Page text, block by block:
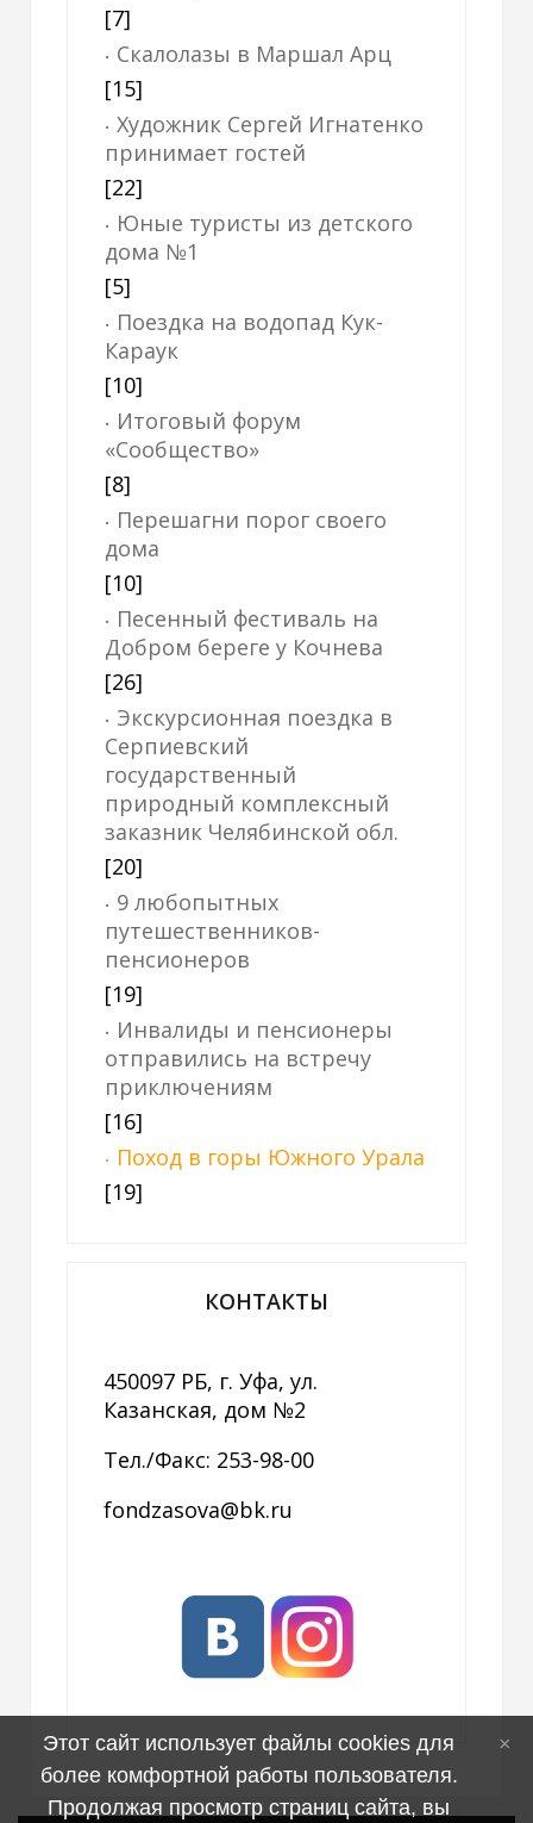
[7]
Скалолазы в Маршал Арц
[15]
Художник Сергей Игнатенко
принимает гостей
[22]
Юные туристы из детского
дома №1
[5]
Поездка на водопад Кук-
Караук
[10]
Итоговый форум
«Сообщество»
[8]
Перешагни порог своего
дома
[10]
Песенный фестиваль на
Добром береге у Кочнева
[26]
Экскурсионная поездка в
Серпиевский
государственный
природный комплексный
заказник Челябинской обл.
[20]
9 любопытных
путешественников-
пенсионеров
[19]
Инвалиды и пенсионеры
отправились на встречу
приключениям
[16]
Поход в горы Южного Урала
[19]
КОНТАКТЫ
450097 РБ, г. Уфа, ул.
Казанская, дом №2
Тел./Факс: 253-98-00
fondzasova@bk.ru
Этот сайт использует файлы cookies для
более комфортной работы пользователя.
Продолжая просмотр страниц сайта, вы